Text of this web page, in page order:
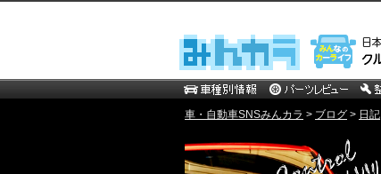
車・自動車SNSみんカラ > ブログ > 日記